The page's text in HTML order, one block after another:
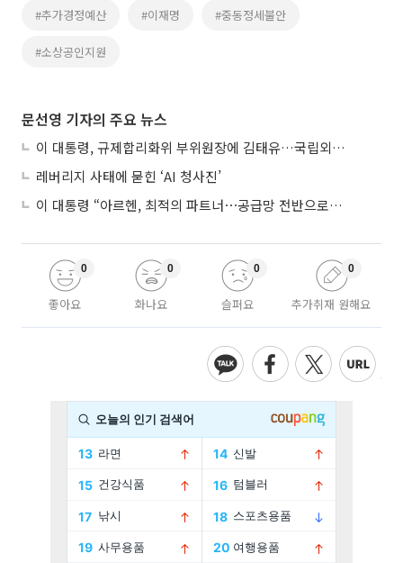
#추가경정예산 #이재명 #중동정세불안
#소상공인지원
문선영 기자의 주요 뉴스
이 대통령, 규제합리화위 부위원장에 김태유…국립외교원장 김흥규
레버리지 사태에 묻힌 ‘AI 청사진’
이 대통령 “아르헨, 최적의 파트너⋯공급망 전반으로 확대”
좋아요
0
화나요
0
슬퍼요
0
추가취재 원해요
0